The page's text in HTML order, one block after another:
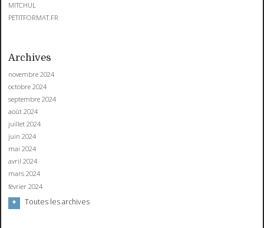
MITCHUL
PETITFORMAT.FR
Archives
novembre 2024
octobre 2024
septembre 2024
août 2024
juillet 2024
juin 2024
mai 2024
avril 2024
mars 2024
février 2024
Toutes les archives